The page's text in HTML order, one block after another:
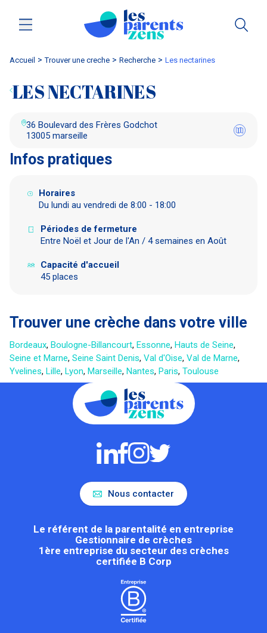
Accueil trouver une creche Recherche les nectarines
LES NECTARINES
36 Boulevard des Frères Godchot
13005 marseille
Infos pratiques
Horaires
Du lundi au vendredi de 8:00 - 18:00
Périodes de fermeture
Entre Noël et Jour de l'An / 4 semaines en Août
Capacité d'accueil
45 places
Trouver une crèche dans votre ville
Bordeaux, Boulogne-Billancourt, Essonne, Hauts de Seine,
Seine et Marne, Seine Saint Denis, Val d'Oise, Val de Marne,
Yvelines, Lille, Lyon, Marseille, Nantes, Paris, Toulouse
Nous contacter
Le référent de la parentalité en entreprise
Gestionnaire de crèches
1ère entreprise du secteur des crèches
certifiée B Corp